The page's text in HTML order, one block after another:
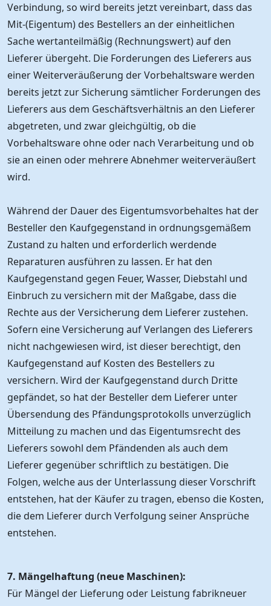
Verbindung, so wird bereits jetzt vereinbart, dass das
Mit-(Eigentum) des Bestellers an der einheitlichen
Sache wertanteilmäßig (Rechnungswert) auf den
Lieferer übergeht. Die Forderungen des Lieferers aus
einer Weiterveräußerung der Vorbehaltsware werden
bereits jetzt zur Sicherung sämtlicher Forderungen des
Lieferers aus dem Geschäftsverhältnis an den Lieferer
abgetreten, und zwar gleichgültig, ob die
Vorbehaltsware ohne oder nach Verarbeitung und ob
sie an einen oder mehrere Abnehmer weiterveräußert
wird.
Während der Dauer des Eigentumsvorbehaltes hat der
Besteller den Kaufgegenstand in ordnungsgemäßem
Zustand zu halten und erforderlich werdende
Reparaturen ausführen zu lassen. Er hat den
Kaufgegenstand gegen Feuer, Wasser, Diebstahl und
Einbruch zu versichern mit der Maßgabe, dass die
Rechte aus der Versicherung dem Lieferer zustehen.
Sofern eine Versicherung auf Verlangen des Lieferers
nicht nachgewiesen wird, ist dieser berechtigt, den
Kaufgegenstand auf Kosten des Bestellers zu
versichern. Wird der Kaufgegenstand durch Dritte
gepfändet, so hat der Besteller dem Lieferer unter
Übersendung des Pfändungsprotokolls unverzüglich
Mitteilung zu machen und das Eigentumsrecht des
Lieferers sowohl dem Pfändenden als auch dem
Lieferer gegenüber schriftlich zu bestätigen. Die
Folgen, welche aus der Unterlassung dieser Vorschrift
entstehen, hat der Käufer zu tragen, ebenso die Kosten,
die dem Lieferer durch Verfolgung seiner Ansprüche
entstehen.
7. Mängelhaftung (neue Maschinen):
Für Mängel der Lieferung oder Leistung fabrikneuer